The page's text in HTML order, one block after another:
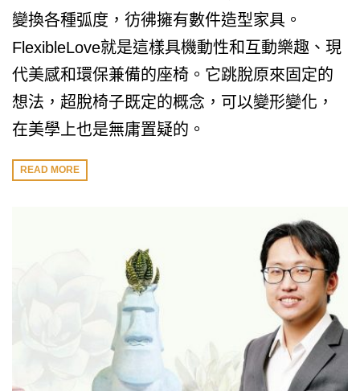
變換各種弧度，彷彿擁有數件造型家具。
FlexibleLove就是這樣具機動性和互動樂趣、現
代美感和環保兼備的座椅。它跳脫原來固定的
想法，超脫椅子既定的概念，可以變形變化，
在美學上也是無庸置疑的。
READ MORE